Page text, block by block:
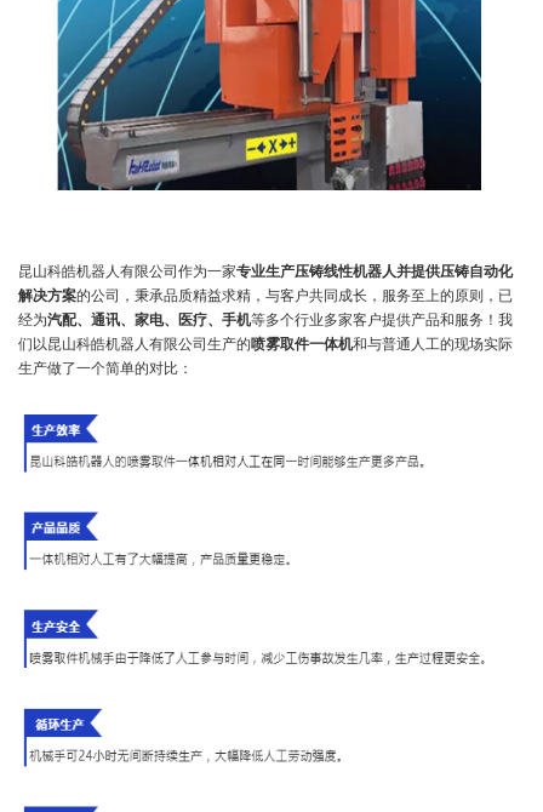
昆山科皓机器人有限公司作为一家专业生产压铸线性机器人并提供压铸自动化
解决方案的公司，秉承品质精益求精，与客户共同成长，服务至上的原则，已
经为汽配、通讯、家电、医疗、手机等多个行业多家客户提供产品和服务！我
们以昆山科皓机器人有限公司生产的喷雾取件一体机和与普通人工的现场实际
生产做了一个简单的对比：